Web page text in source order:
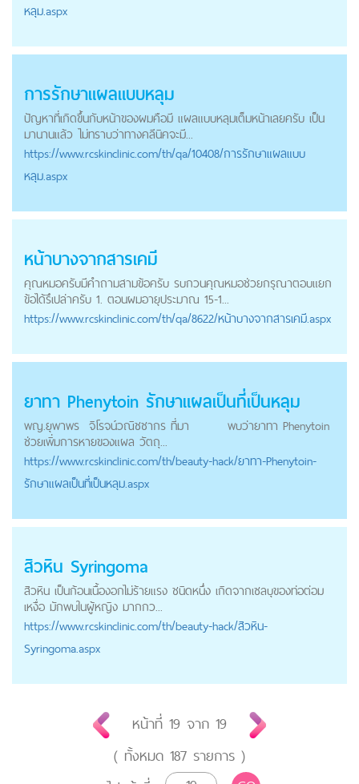
หลุม.aspx
การรักษาแผลแบบหลุม
ปัญหาที่เกิดขึ้นกับหน้าของผมคือมี แผลแบบหลุมเต็มหน้าเลยครับ เป็น
มานานแล้ว ไม่ทราบว่าทางคลีนิคจะมี...
https://www.rcskinclinic.com/th/qa/10408/การรักษาแผลแบบ
หลุม.aspx
หน้าบางจากสารเคมี
คุณหมอครับมีคำถามสามข้อครับ รบกวนคุณหมอช่วยกรุณาตอบแยก
ข้อได้รึเปล่าครับ 1. ตอนผมอายุประมาณ 15-1...
https://www.rcskinclinic.com/th/qa/8622/หน้าบางจากสารเคมี.aspx
ยาทา Phenytoin รักษาแผลเป็นที่เป็นหลุม
พญ.ยุพาพร จิโรจน์วณิชชากร ที่มา พบว่ายาทา Phenytoin
ช่วยเพิ่มการหายของแผล วัตถุ...
https://www.rcskinclinic.com/th/beauty-hack/ยาทา-Phenytoin-
รักษาแผลเป็นที่เป็นหลุม.aspx
สิวหิน Syringoma
สิวหิน เป็นก้อนเนื้องอกไม่ร้ายแรง ชนิดหนึ่ง เกิดจากเซลบุของท่อต่อม
เหงื่อ มักพบในผู้หญิง มากกว...
https://www.rcskinclinic.com/th/beauty-hack/สิวหิน-
Syringoma.aspx
หน้าที่ 19 จาก 19
( ทั้งหมด 187 รายการ )